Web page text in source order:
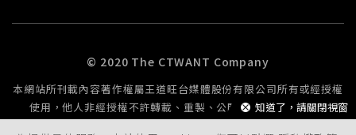
小資族或退休人士。
知道了，請關閉視窗
© 2020 The CTWANT Company
本網站所刊載內容著作權屬王道旺台媒體股份有限公司所有或經授權
使用，他人非經授權不許轉載、重製、公開播送或公開傳輸。